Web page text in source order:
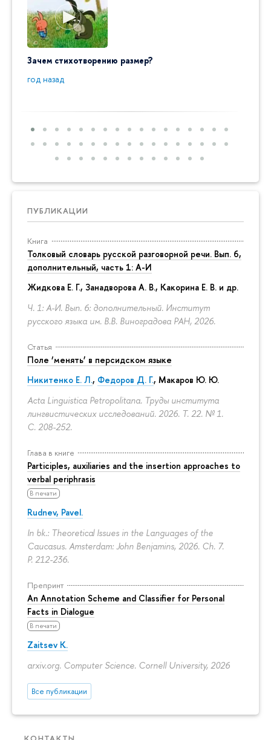
Зачем стихотворению размер?
год назад
ПУБЛИКАЦИИ
Книга
Толковый словарь русской разговорной речи. Вып. 6,
дополнительный, часть 1: А-И
Жидкова Е. Г., Занадворова А. В., Какорина Е. В. и др.
Ч. 1: А-И. Вып. 6: дополнительный. Институт
русского языка им. В.В. Виноградова РАН, 2026.
Статья
Поле ‘менять’ в персидском языке
Никитенко Е. Л., Федоров Д. Г., Макаров Ю. Ю.
Acta Linguistica Petropolitana. Труды института
лингвистических исследований. 2026. Т. 22. № 1.
С. 208-252.
Глава в книге
Participles, auxiliaries and the insertion approaches to
verbal periphrasis
В печати
Rudnev, Pavel.
In bk.: Theoretical Issues in the Languages of the
Caucasus. Amsterdam: John Benjamins, 2026. Ch. 7.
P. 212-236.
Препринт
An Annotation Scheme and Classifier for Personal
Facts in Dialogue
В печати
Zaitsev K.
arxiv.org. Computer Science. Cornell University, 2026
Все публикации